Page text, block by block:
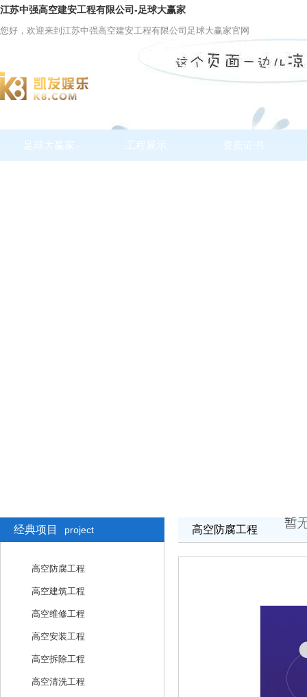
江苏中强高空建安工程有限公司-足球大赢家
您好，欢迎来到江苏中强高空建安工程有限公司足球大赢家官网
足球大赢家 工程展示 资质证书
经典项目 project
高空防腐工程
高空建筑工程
高空维修工程
高空安装工程
高空拆除工程
高空清洗工程
高空防腐工程